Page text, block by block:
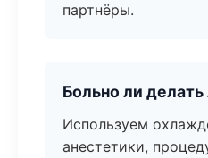
партнёры.
Больно ли делать
Используем
анестетики,